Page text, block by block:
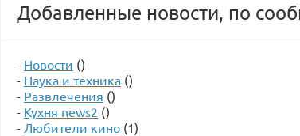
Добавленные новости, по
- Новости ()
- Наука и техника ()
- Развлечения ()
- Кухня news2 ()
- Любители кино (1)